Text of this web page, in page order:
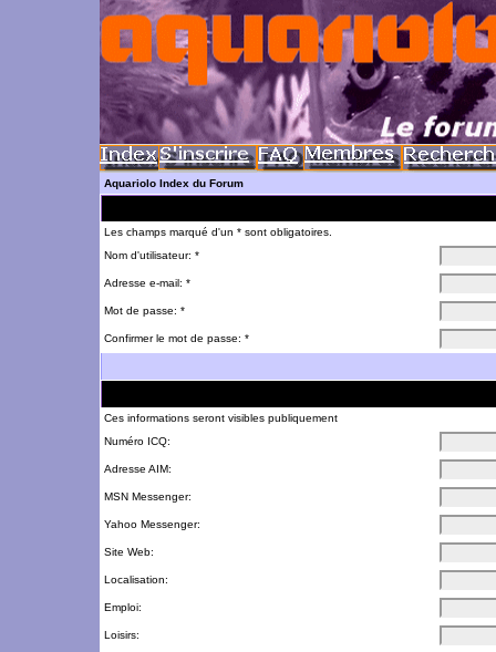
Aquariolo Index du Forum
Les champs marqué d'un * sont obligatoires.
Nom d'utilisateur: *
Adresse e-mail: *
Mot de passe: *
Confirmer le mot de passe: *
Ces informations seront visibles publiquement
Numéro ICQ:
Adresse AIM:
MSN Messenger:
Yahoo Messenger:
Site Web:
Localisation:
Emploi:
Loisirs: